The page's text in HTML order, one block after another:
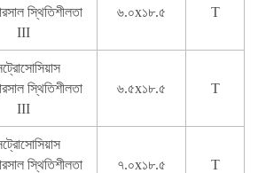
স্থিতিশীলতা
III
৬.০x১৮.৫ T
স্থিতিশীলতা
III
৬.৫x১৮.৫ T
স্থিতিশীলতা
৭.০x১৮.৫ T